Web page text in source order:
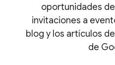
oportunidades
invitaciones a
blog y los artículos
de